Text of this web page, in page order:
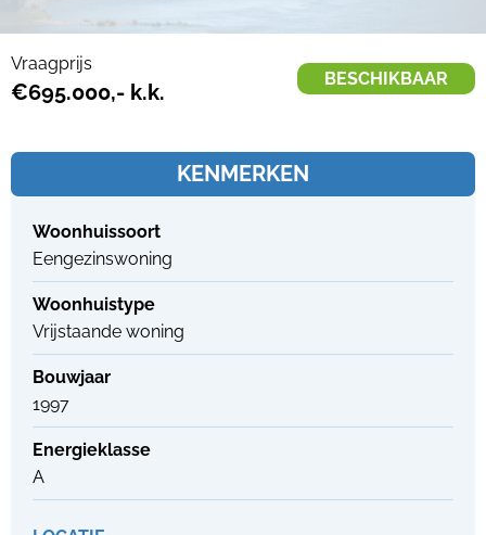
Vraagprijs
€695.000,- k.k.
BESCHIKBAAR
KENMERKEN
Woonhuissoort
Eengezinswoning
Woonhuistype
Vrijstaande woning
Bouwjaar
1997
Energieklasse
A